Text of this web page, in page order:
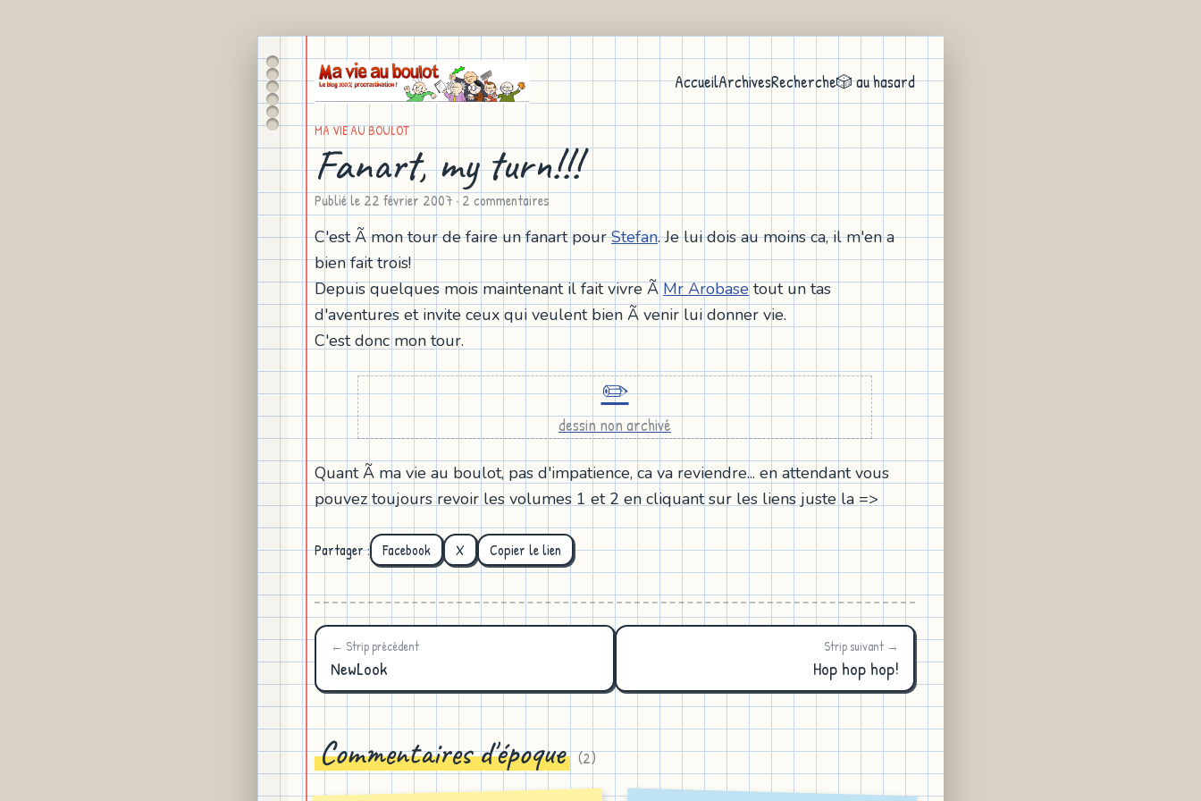
AccueilArchivesRecherche🎲 au hasard
MA VIE AU BOULOT
Fanart, my turn!!!
Publié le 22 février 2007 · 2 commentaires
C'est Ã mon tour de faire un fanart pourStefan. Je lui dois au moins ca, il m'en a
bien fait trois!
Depuis quelques mois maintenant il fait vivre ÃMr Arobasetout un tas
d'aventures et invite ceux qui veulent bien Ã venir lui donner vie.
C'est donc mon tour.
✏️
dessin non archivé
Quant Ã ma vie au boulot, pas d'impatience, ca va reviendre... en attendant vous
pouvez toujours revoir les volumes 1 et 2 en cliquant sur les liens juste la =>
Partager : Facebook X Copier le lien
← Strip précédent
NewLook
Strip suivant →
Hop hop hop!
Commentaires d'époque (2)